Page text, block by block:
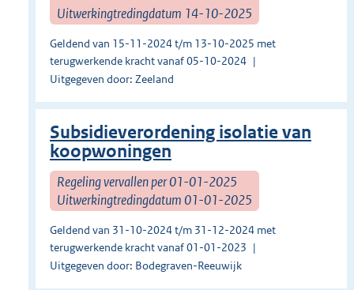
Uitwerkingtredingdatum 14-10-2025
Geldend van 15-11-2024 t/m 13-10-2025 met
terugwerkende kracht vanaf 05-10-2024
Uitgegeven door: Zeeland
Subsidieverordening isolatie van
koopwoningen
Regeling vervallen per 01-01-2025
Uitwerkingtredingdatum 01-01-2025
Geldend van 31-10-2024 t/m 31-12-2024 met
terugwerkende kracht vanaf 01-01-2023
Uitgegeven door: Bodegraven-Reeuwijk